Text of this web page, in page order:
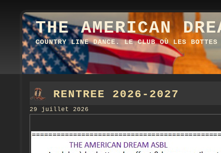
THE AMERICAN
COUNTRY LINE DANCE. LE CLUB OÙ LES BOTTES
RENTREE 2026-2027
29 juillet 2026